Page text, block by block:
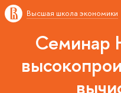
Высшая школа экономики